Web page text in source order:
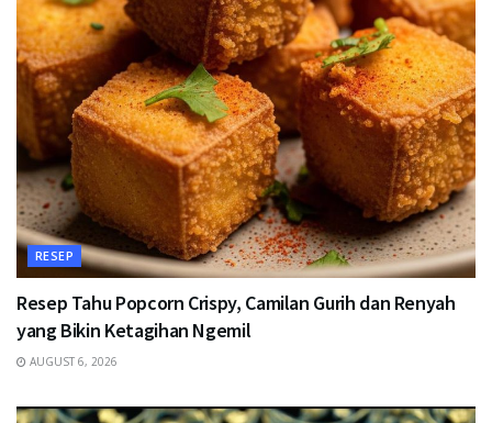
RESEP
Resep Tahu Popcorn Crispy, Camilan Gurih dan Renyah
yang Bikin Ketagihan Ngemil
AUGUST 6, 2026